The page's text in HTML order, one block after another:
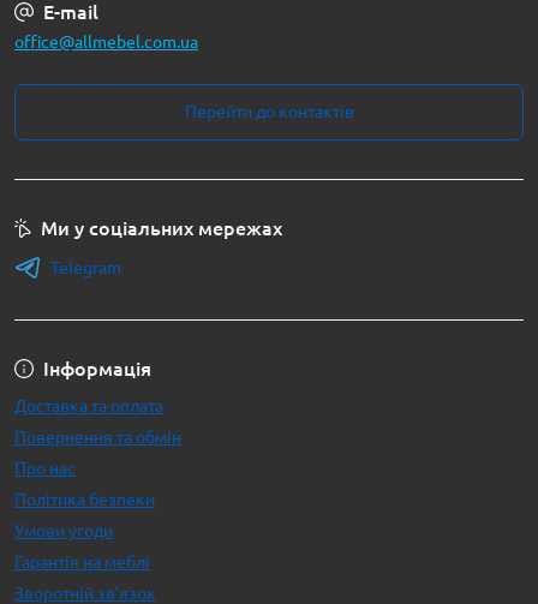
E-mail
office@allmebel.com.ua
Перейти до контактів
Інформація
Доставка та оплата
Повернення та обмін
Про нас
Політика безпеки
Умови угоди
Гарантія на меблі
Зворотній зв’язок
Ми у соціальних мережах
Telegram